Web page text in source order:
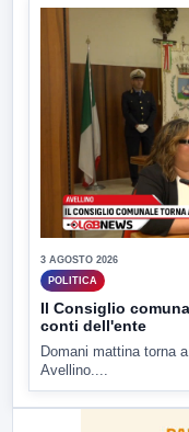
3 AGOSTO 2026
POLITICA
Il Consiglio
conti dell'ente
Domani mattina torna
Avellino....